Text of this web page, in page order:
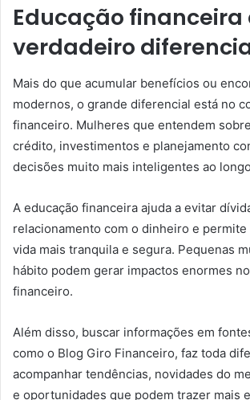
Educação financeira
verdadeiro
Mais do que acumular benefícios ou
modernos, o grande diferencial está no
financeiro. Mulheres que entendem
crédito, investimentos e planejamento
decisões muito mais inteligentes ao
A educação financeira ajuda a evitar
relacionamento com o dinheiro e
vida mais tranquila e segura. Pequenas
hábito podem gerar impactos enormes
financeiro.
Além disso, buscar informações em
como o Blog Giro Financeiro, faz toda
acompanhar tendências, novidades do
e oportunidades que podem trazer mais